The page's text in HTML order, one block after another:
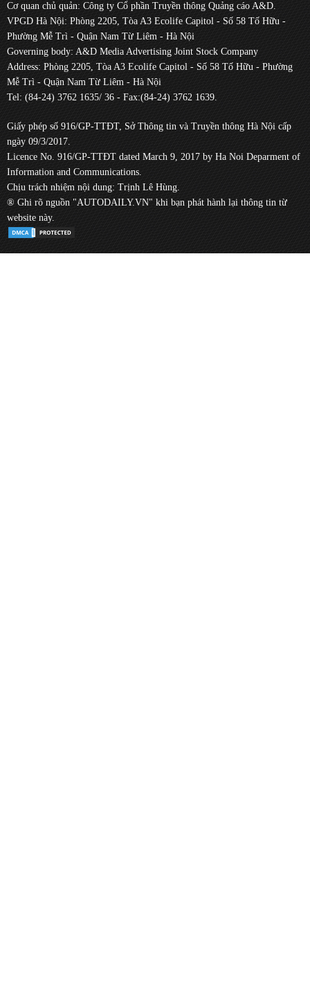
Cơ quan chủ quản: Công ty Cổ phần Truyền thông Quảng cáo A&D.
VPGD Hà Nội: Phòng 2205, Tòa A3 Ecolife Capitol - Số 58 Tố Hữu -
Phường Mễ Trì - Quận Nam Từ Liêm - Hà Nội
Governing body: A&D Media Advertising Joint Stock Company
Address: Phòng 2205, Tòa A3 Ecolife Capitol - Số 58 Tố Hữu - Phường
Mễ Trì - Quận Nam Từ Liêm - Hà Nội
Tel: (84-24) 3762 1635/ 36 - Fax:(84-24) 3762 1639.
Giấy phép số 916/GP-TTĐT, Sở Thông tin và Truyền thông Hà Nội cấp
ngày 09/3/2017.
Licence No. 916/GP-TTĐT dated March 9, 2017 by Ha Noi Deparment of
Information and Communications.
Chịu trách nhiệm nội dung: Trịnh Lê Hùng.
® Ghi rõ nguồn "AUTODAILY.VN" khi bạn phát hành lại thông tin từ
website này.